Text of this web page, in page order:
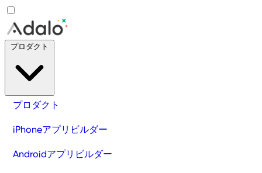
プロダクト
iPhoneアプリビルダー
Androidアプリビルダー